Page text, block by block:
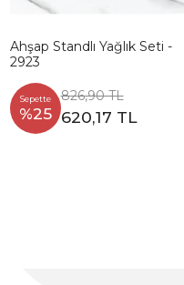
Ahşap Standlı Yağlık Seti -
2923
Sepette
%25
826,90 TL
620,17 TL